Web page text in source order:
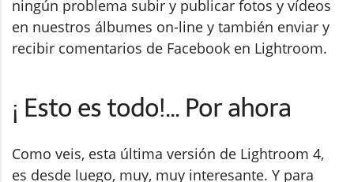
ningún problema subir y publicar fotos y vídeos
en nuestros álbumes on-line y también enviar y
recibir comentarios de Facebook en Lightroom.
¡ Esto es todo!... Por ahora
Como veis, esta última versión de Lightroom 4,
es desde luego, muy, muy interesante. Y para